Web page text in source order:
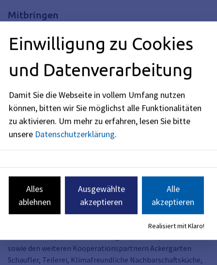
Mitbringen
Nach eigenem Bedarf Gartenhandschuhe, Erntetasche,
Getränk, Sonnen- oder Regenschutz.
Kooperations- und Förderpartner
Der Lernort Zukunftsacker als Bildungsprojekt für
nachhaltige Entwicklung ist ein Kooperationsprojekt
zwischen der Stadt Erlangen (Projektleitung) und dem
forum1.5Mittelfranken e.V. (Projektträger).
Bildung, Natur und Umwelt der Sparkasse Erlangen. 2023 und
2024 finanzierte die Stadt Erlangen das Gesamtprojekt. 2025
wird das Projekt unterstützt von der Sparkassenstiftung
Erlangen und dem Nachhaltigkeitsbeirat der Stadt
Erlangen.
forum1.5
sowie den weiteren Kooperationspartnern Ackergarten
Schaufler, Teilerei, Klimafreundliche Nachbarschaftsküche,
Einwilligung zu Cookies
und Datenverarbeitung
Damit Sie die Webseite in vollem Umfang nutzen
können, bitten wir Sie möglichst alle Funktionalitäten
zu aktivieren. Um mehr zu erfahren, lesen Sie bitte
unsere Datenschutzerklärung.
Alles
ablehnen
Ausgewählte
akzeptieren
Alle
akzeptieren
Realisiert mit Klaro!